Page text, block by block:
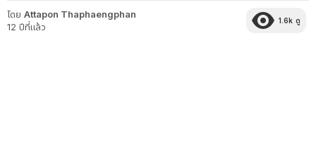
โดย Attapon Thaphaengphan
12 ปีที่แล้ว
1.6k ดู